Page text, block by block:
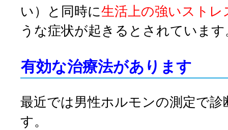
い）と同時に生活上の強いストレ
うな症状が起きるとされています
有効な治療法があります
最近では男性ホルモンの測定で診
す。